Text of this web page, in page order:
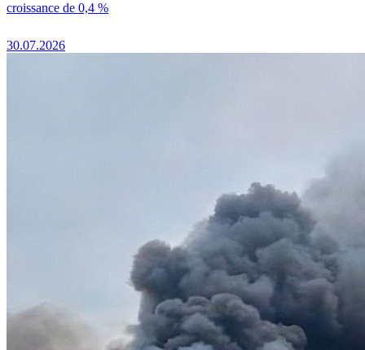
croissance de 0,4 %
30.07.2026